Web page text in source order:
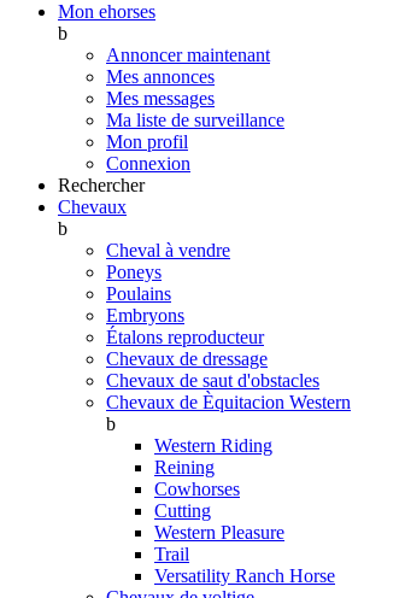
Mon ehorses
b
Annoncer maintenant
Mes annonces
Mes messages
Ma liste de surveillance
Mon profil
Connexion
Rechercher
Chevaux
b
Cheval à vendre
Poneys
Poulains
Embryons
Étalons reproducteur
Chevaux de dressage
Chevaux de saut d'obstacles
Chevaux de Èquitacion Western
b
Western Riding
Reining
Cowhorses
Cutting
Western Pleasure
Trail
Versatility Ranch Horse